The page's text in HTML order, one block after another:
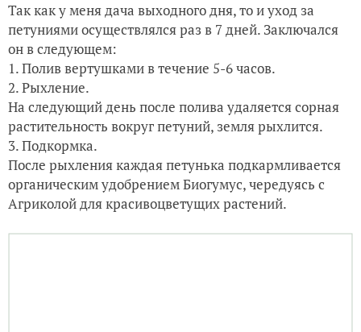
Так как у меня дача выходного дня, то и уход за
петуниями осуществлялся раз в 7 дней. Заключался
он в следующем:
1. Полив вертушками в течение 5-6 часов.
2. Рыхление.
На следующий день после полива удаляется сорная
растительность вокруг петуний, земля рыхлится.
3. Подкормка.
После рыхления каждая петунька подкармливается
органическим удобрением Биогумус, чередуясь с
Агриколой для красивоцветущих растений.